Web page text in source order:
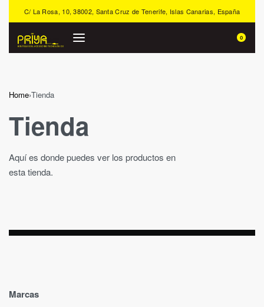
C/ La Rosa, 10, 38002, Santa Cruz de Tenerife, Islas Canarias, España
0
Home›Tienda
Tienda
Aquí es donde puedes ver los productos en
esta tienda.
Marcas